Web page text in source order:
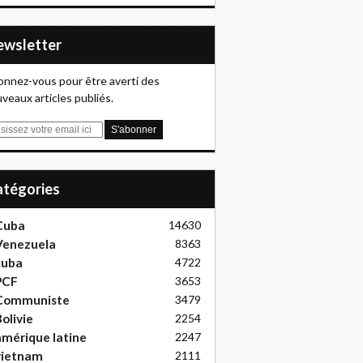
vous pour être averti des
articles publiés.
14630
8363
4722
3653
3479
2254
latine 2247
2111